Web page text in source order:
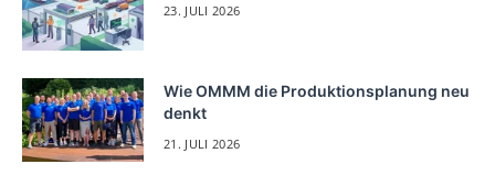
23. JULI 2026
Wie OMMM die Produktionsplanung neu
denkt
21. JULI 2026